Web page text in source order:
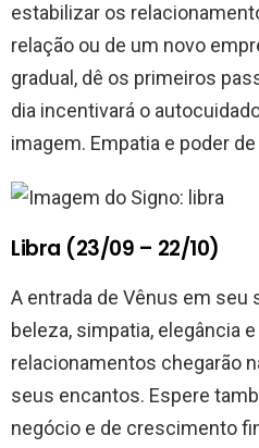
estabilizar os
relação ou de um novo
gradual, dê os primeiros
dia incentivará o
imagem. Empatia e poder
Libra (23/09 – 22/10)
A entrada de Vênus em seu
beleza, simpatia, elegância
relacionamentos chegarão
seus encantos. Espere
negócio e de crescimento